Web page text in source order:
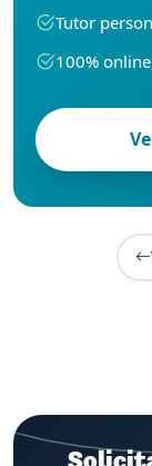
Tutor
100%